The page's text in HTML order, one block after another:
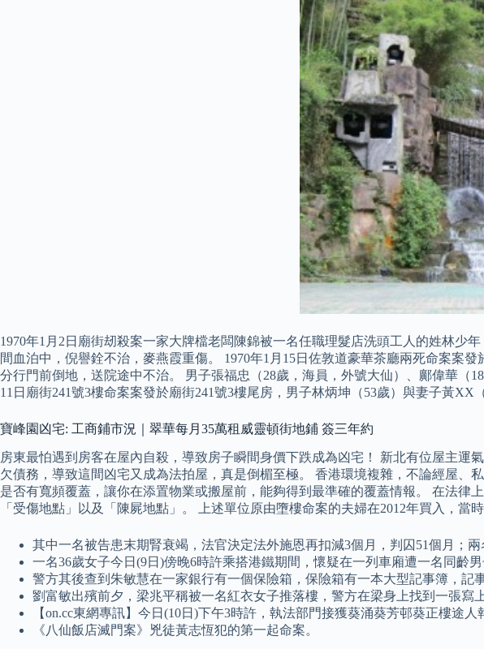
1970年1月2日廟街刼殺案一家大牌檔老闆陳錦被一名任職理髮店洗頭工人的姓林少
間血泊中，倪譽銓不治，麥燕霞重傷。 1970年1月15日佐敦道豪華茶廳兩死命案案
分行門前倒地，送院途中不治。 男子張福忠（28歲，海員，外號大仙）、鄺偉華（
11日廟街241號3樓命案案發於廟街241號3樓尾房，男子林炳坤（53歲）與妻子黃XX
寶峰園凶宅: 工商鋪市況｜翠華每月35萬租威靈頓街地鋪 簽三年約
房東最怕遇到房客在屋內自殺，導致房子瞬間身價下跌成為凶宅！ 新北有位屋主
欠債務，導致這間凶宅又成為法拍屋，真是倒楣至極。 香港環境複雜，不論經屋
是否有寬頻覆蓋，讓你在添置物業或搬屋前，能夠得到最準確的覆蓋情報。 在法律
「受傷地點」以及「陳屍地點」。 上述單位原由墮樓命案的夫婦在2012年買入，當
其中一名被告患末期腎衰竭，法官決定法外施恩再扣減3個月，判囚51個月；
一名36歲女子今日(9日)傍晚6時許乘搭港鐵期間，懷疑在一列車廂遭一名同齡
警方其後查到朱敏慧在一家銀行有一個保險箱，保險箱有一本大型記事簿，記
劉富敏出殯前夕，梁兆平稱被一名紅衣女子推落樓，警方在梁身上找到一張寫
【on.cc東網專訊】今日(10日)下午3時許，執法部門接獲葵涌葵芳邨葵正樓途
《八仙飯店滅門案》兇徒黃志恆犯的第一起命案。